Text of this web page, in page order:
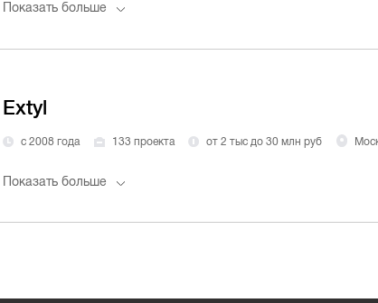
Показать больше
Extyl
с 2008 года 133 проекта от 2 тыс до 30 млн руб
Показать больше